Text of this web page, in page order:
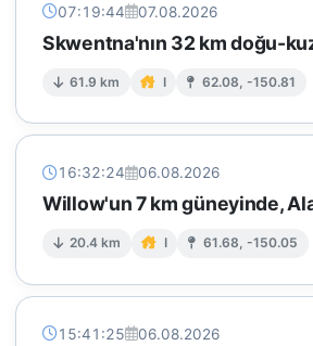
07:19:44 07.08.2026
Skwentna'nın 32 km doğu-
61.9 km I 62.08, -150.81
16:32:24 06.08.2026
Willow'un 7 km güneyinde,
20.4 km I 61.68, -150.05
15:41:25 06.08.2026